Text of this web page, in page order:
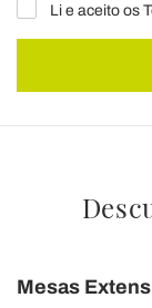
Li e aceito os
Mesas